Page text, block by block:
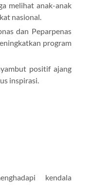
melihat anak-anak
nasional.
dan Peparpenas
program
positif ajang
inspirasi.
kendala